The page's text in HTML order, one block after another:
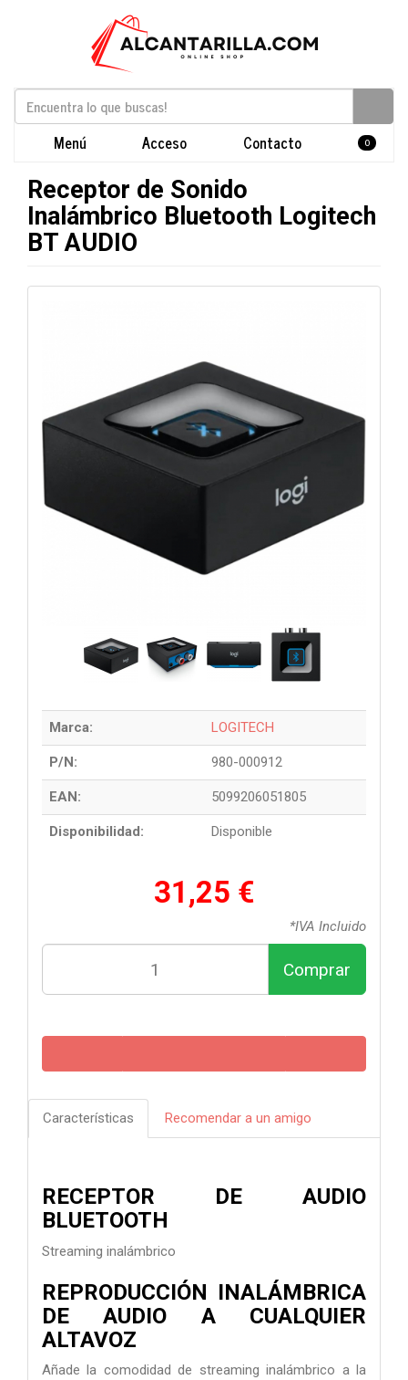
Menú Acceso Contacto 0
Receptor de Sonido
Inalámbrico Bluetooth Logitech
BT AUDIO
Marca: LOGITECH
P/N: 980-000912
EAN: 5099206051805
Disponibilidad: Disponible
31,25 €
*IVA Incluido
Comprar
Características Recomendar a un amigo
RECEPTOR DE AUDIO
BLUETOOTH
Streaming inalámbrico
REPRODUCCIÓN INALÁMBRICA
DE AUDIO A CUALQUIER
ALTAVOZ
Añade la comodidad de streaming inalámbrico a la